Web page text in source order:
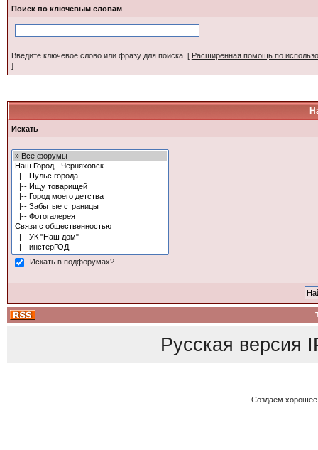
Поиск по ключевым словам
Введите ключевое слово или фразу для поиска. [ Расширенная помощь по
]
Искать
Искать в подфорумах?
Русская версия
Создаем